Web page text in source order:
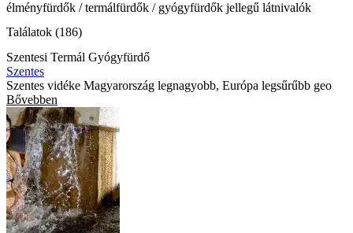
élményfürdők / termálfürdők / gyógyfürdők jellegű látnivalók
Találatok (186)
Szentesi Termál Gyógyfürdő
Szentes
Szentes vidéke Magyarország legnagyobb, Európa legsűrűbb geo
Bővebben